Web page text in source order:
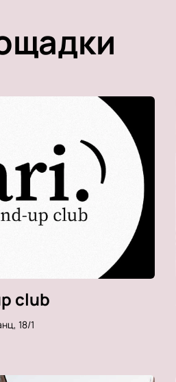
club
18/1